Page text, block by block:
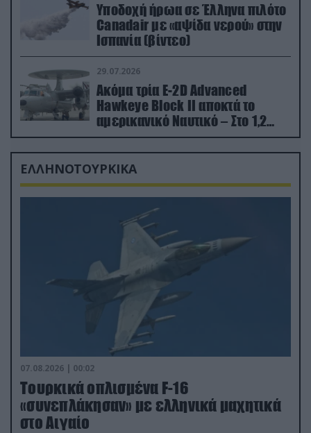
Υποδοχή ήρωα σε Έλληνα πιλότο
Canadair με «αψίδα νερού» στην
Ισπανία (βίντεο)
29.07.2026
Ακόμα τρία E-2D Advanced
Hawkeye Block II αποκτά το
αμερικανικό Ναυτικό – Στο 1,2
δισ.δολάρια το κόστος
ΕΛΛΗΝΟΤΟΥΡΚΙΚΑ
07.08.2026 | 00:02
Τουρκικά οπλισμένα F-16
«συνεπλάκησαν» με ελληνικά μαχητικά
στο Αιγαίο